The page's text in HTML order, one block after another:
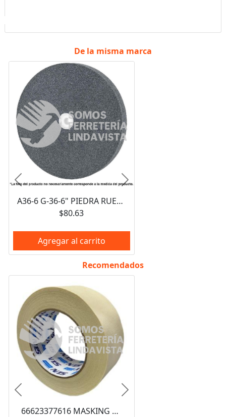
De la misma marca
A36-6 G-36-6" PIEDRA RUEDA ABRASIVA DE ESMERIL G36 6X1/2X5/8 NACIONAL
$80.63
Agregar al carrito
Anterior Siguiente
Recomendados
66623377616 MASKING TAPE N15 AUTOMOTRIZ PARA ENMASCARAR 2" (48X50MM) NORTON
Anterior Siguiente